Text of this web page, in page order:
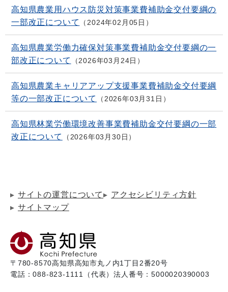
高知県農業用ハウス防災対策事業費補助金交付要綱の
一部改正について
2024年02月05日
高知県農業労働力確保対策事業費補助金交付要綱の一
部改正について
2026年03月24日
高知県農業キャリアアップ支援事業費補助金交付要綱
等の一部改正について
2026年03月31日
高知県林業労働環境改善事業費補助金交付要綱の一部
改正について
2026年03月30日
サイトの運営について
アクセシビリティ方針
サイトマップ
〒780-8570高知県高知市丸ノ内1丁目2番20号
電話：088-823-1111（代表）法人番号：5000020390003